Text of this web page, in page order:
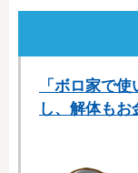
「ボロ家で
し、解体もお